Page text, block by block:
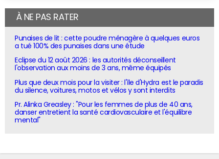
À NE PAS RATER
Punaises de lit : cette poudre ménagère à quelques euros
a tué 100% des punaises dans une étude
Eclipse du 12 août 2026 : les autorités déconseillent
l'observation aux moins de 3 ans, même équipés
Plus que deux mois pour la visiter : l'île d'Hydra est le paradis
du silence, voitures, motos et vélos y sont interdits
Pr. Alinka Greasley : "Pour les femmes de plus de 40 ans,
danser entretient la santé cardiovasculaire et l'équilibre
mental"